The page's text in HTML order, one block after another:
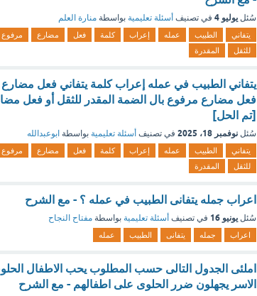
سُئل يوليو 4 في تصنيف أسئلة تعليمية بواسطة منارة العلم
يتفاني الطبيب عمله إعراب كلمة فعل مضارع مرفوع
للثقل
المقدرة
يتفاني الطبيب في عمله إعراب كلمة يتفاني فعل
فعل مضارع مرفوع بال الضمة المقدر للثقل أو فعل
[تم الحل]
سُئل نوفمبر 18، 2025 في تصنيف أسئلة تعليمية بواسطة ابوعبدالله
يتفاني الطبيب عمله إعراب كلمة فعل مضارع مرفوع
للثقل
المقدرة
اعراب جمله يتفانى الطبيب في عمله ؟ - مع الشرح
سُئل يونيو 16 في تصنيف أسئلة تعليمية بواسطة مفتاح النجاح
اعراب جمله يتفانى الطبيب عمله
املئى الجدول التالى حسب المطلوب يحب الاطفال
الاسر يجهلون ضرر الحلوى على اطفالهم - مع الشرح